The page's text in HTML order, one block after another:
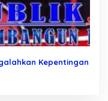
Kepentingan